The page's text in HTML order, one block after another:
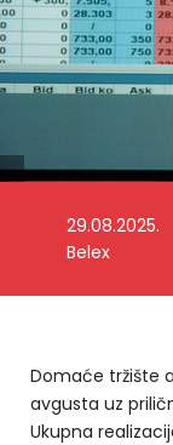
29.08.2025.
Belex
Domaće tržište
avgusta uz
Ukupna